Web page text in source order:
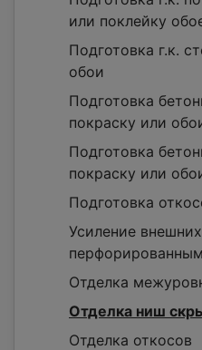
или поклейку
Подготовка г.к.
обои
Подготовка
покраску или
Подготовка
покраску или
Подготовка
Усиление
Отделка
Отделка ниш
Отделка откосов